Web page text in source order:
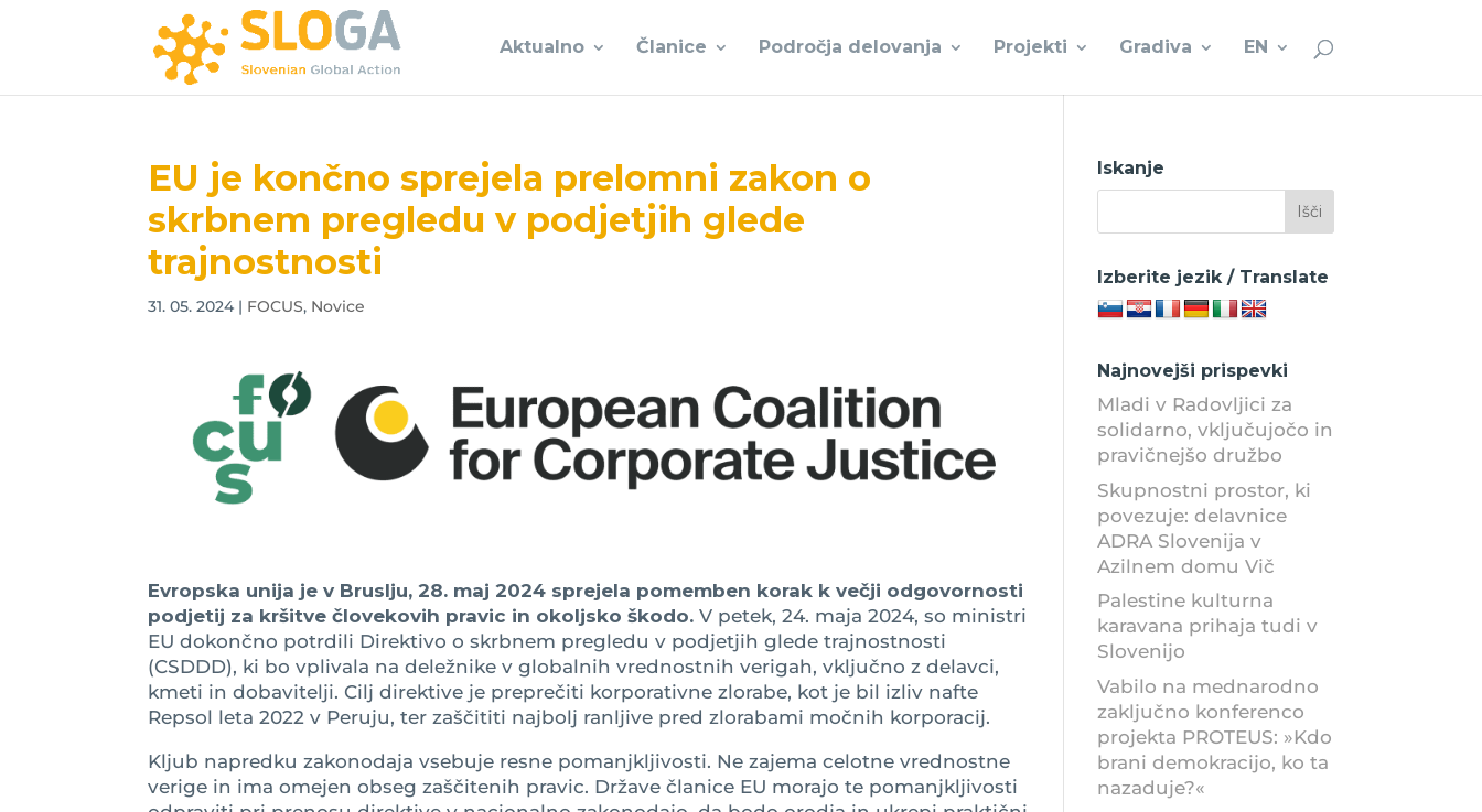
Aktualno Članice Področja delovanja Projekti Gradiva EN
EU je končno sprejela prelomni zakon o
skrbnem pregledu v podjetjih glede
trajnostnosti
31. 05. 2024 | FOCUS, Novice
Evropska unija je v Bruslju, 28. maj 2024 sprejela pomemben korak k večji odgovornosti
podjetij za kršitve človekovih pravic in okoljsko škodo. V petek, 24. maja 2024, so ministri
EU dokončno potrdili Direktivo o skrbnem pregledu v podjetjih glede trajnostnosti
(CSDDD), ki bo vplivala na deležnike v globalnih vrednostnih verigah, vključno z delavci,
kmeti in dobavitelji. Cilj direktive je preprečiti korporativne zlorabe, kot je bil izliv nafte
Repsol leta 2022 v Peruju, ter zaščititi najbolj ranljive pred zlorabami močnih korporacij.
Kljub napredku zakonodaja vsebuje resne pomanjkljivosti. Ne zajema celotne vrednostne
verige in ima omejen obseg zaščitenih pravic. Države članice EU morajo te pomanjkljivosti
Iskanje
Izberite jezik / Translate
Najnovejši prispevki
Mladi v Radovljici za
solidarno, vključujočo in
pravičnejšo družbo
Skupnostni prostor, ki
povezuje: delavnice
ADRA Slovenija v
Azilnem domu Vič
Palestine kulturna
karavana prihaja tudi v
Slovenijo
Vabilo na mednarodno
zaključno konferenco
projekta PROTEUS: »Kdo
brani demokracijo, ko ta
nazaduje?«